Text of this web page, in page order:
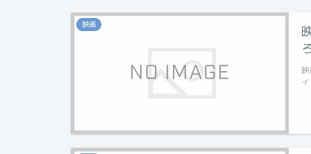
映画